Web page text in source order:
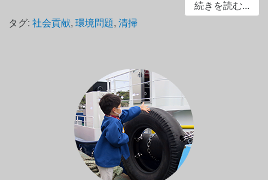
続きを読む...
タグ:社会貢献,環境問題,清掃